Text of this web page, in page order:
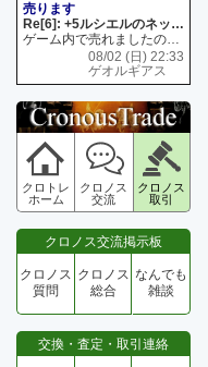
売ります
Re[6]: +5ルシエルのネックレス
ゲーム内で売れましたので 在庫がネク1 リング4 となります リングのお値段は80G といたします
08/02 (日) 22:33
ゲオルギアス
クロトレ
ホーム
クロノス
交流
クロノス
取引
クロノス交流掲示板
クロノス
質問
クロノス
総合
なんでも
雑談
交換・査定・取引連絡